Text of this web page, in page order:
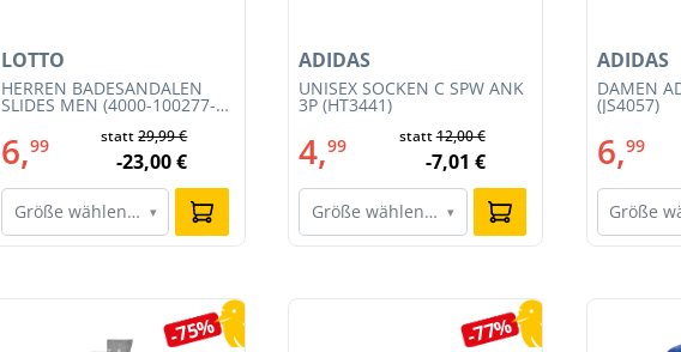
HERREN BADESANDALEN
SLIDES MEN (4000-100277-
LOTTO
6,99 statt29,99 €
-23,00 €
Größe wählen… ▾
UNISEX SOCKEN C SPW ANK
3P (HT3441)
ADIDAS
4,99 statt12,00 €
-7,01 €
Größe wählen… ▾
DAMEN
(JS4057)
ADIDAS
6,99
Größe
-75% -77%